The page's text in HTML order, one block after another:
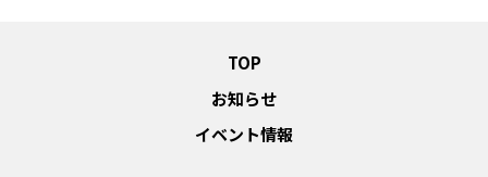
TOP
お知らせ
イベント情報